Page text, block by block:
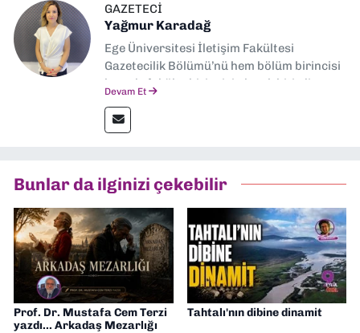
GAZETECI
Yağmur Karadağ
Ege Üniversitesi İletişim Fakültesi
Gazetecilik Bölümü’nü hem bölüm birincisi
hem de fakülte birincisi olarak bitirdim.
İletişim” üzerine yüksek lisans eğitimimi
tamamladım. Halen aynı anabilim dalında
Müdürü” olarak görev almaktayım. Hak
odaklı haberciliğe dair çalışmalar
yapıyorum
Devam Et
Bunlar da ilginizi çekebilir
Prof. Dr. Mustafa Cem Terzi
yazdı... Arkadaş Mezarlığı
Tahtalı'nın dibine dinamit